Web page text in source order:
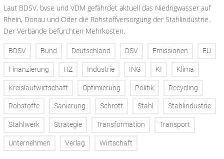
Laut BDSV, bvse und VDM gefährdet aktuell das Niedrigwasser auf
Rhein, Donau und Oder die Rohstoffversorgung der Stahlindustrie.
Der Verbände befürchten Mehrkosten.
BDSV Bund Deutschland DSV Emissionen EU
Finanzierung HZ Industrie ING KI Klima
Kreislaufwirtschaft Optimierung Politik Recycling
Rohstoffe Sanierung Schrott Stahl Stahlindustrie
Stahlwerk Strategie Transformation Transport
Unternehmen Verlag Wirtschaft